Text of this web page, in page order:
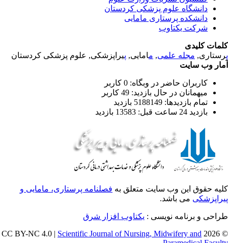
دانشگاه علوم پزشکی کردستان
دانشکده پرستاری مامایی
شرکت یکتاوب
کلیدی
مجله علمی, م امایی, پیراپزشکی, علوم پزشکی کردستان
وب سایت
کاربران حاضر در وبگاه: 0 کاربر
میهمانان در حال بازدید: 49 کاربر
تمام بازدید‌ها: 5188149 بازدید
بازدید 24 ساعت قبل: 13583 بازدید
حقوق این وب سایت متعلق بهفصلنامه پرستاری، مامایی و
می باشد.
و برنامه نویسی :یکتاوب افزار شرق
©
Scientific Journal of Nursing, Midwifery and